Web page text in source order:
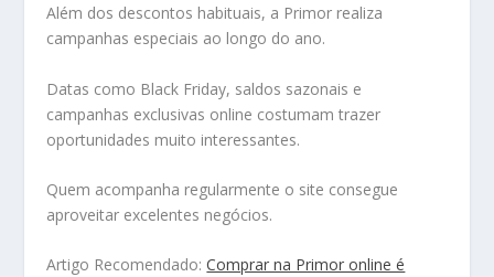
Além dos descontos habituais, a Primor realiza
campanhas especiais ao longo do ano.
Datas como Black Friday, saldos sazonais e
campanhas exclusivas online costumam trazer
oportunidades muito interessantes.
Quem acompanha regularmente o site consegue
aproveitar excelentes negócios.
Artigo Recomendado:Comprar na Primor online é